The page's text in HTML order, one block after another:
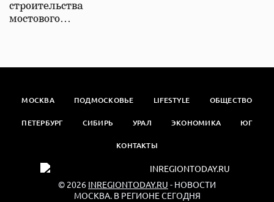
строительства
мостового…
МОСКВА ПОДМОСКОВЬЕ LIFESTYLE ОБЩЕСТВО
ПЕТЕРБУРГ СИБИРЬ УРАЛ ЭКОНОМИКА ЮГ
КОНТАКТЫ
© 2026 INREGIONTODAY.RU - НОВОСТИ
МОСКВА. В РЕГИОНЕ СЕГОДНЯ